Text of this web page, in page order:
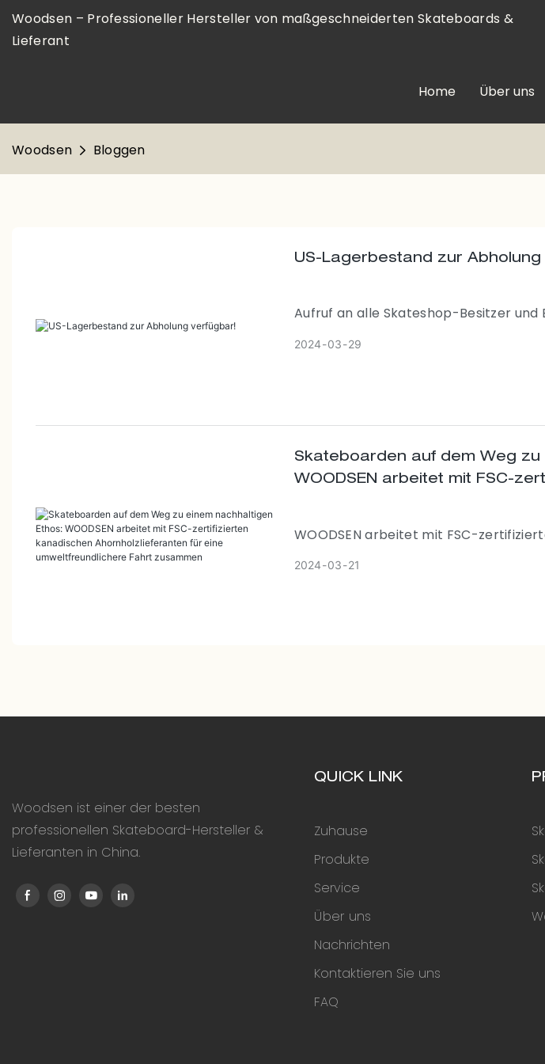
Woodsen – Professioneller Hersteller von maßgeschneiderten Skateboards &
Lieferant
Home Über uns
Woodsen Bloggen
US-Lagerbestand zur
Aufruf an alle Skateshop-Besitzer und
Suche nach erstklassigen Skateboard-
zum Großhandelskauf zur
bereitstehen!
2024 03 29
Skateboarden auf dem Weg zu
WOODSEN arbeitet mit FSC-
WOODSEN arbeitet mit FSC-
Ahornholzlieferanten zusammen, um
2024 03 21
Woodsen ist einer der besten
professionellen Skateboard-Hersteller &
Lieferanten in China.
QUICK LINK
Zuhause
Produkte
Service
Über uns
Nachrichten
Kontaktieren Sie uns
FAQ